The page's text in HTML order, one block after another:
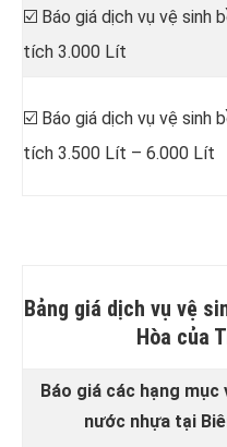
☑️ Báo giá dịch vụ vệ sinh
tích 3.000 Lít
☑️ Báo giá dịch vụ vệ sinh
tích 3.500 Lít – 6.000 Lít
Bảng giá dịch vụ vệ
Hòa của
Báo giá các hạng mục
nước nhựa tại